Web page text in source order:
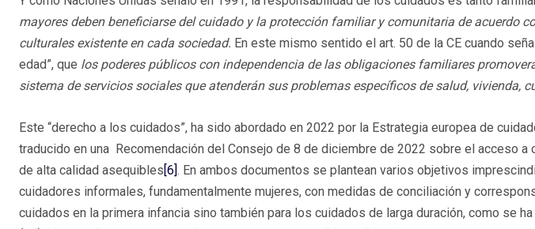
mayores deben beneficiarse del cuidado y la protección familiar y comunitaria de acuerdo
culturales existente en cada sociedad. En este mismo sentido el art. 50 de la CE cuando
edad”, que los poderes públicos con independencia de las obligaciones familiares
sistema de servicios sociales que atenderán sus problemas específicos de salud, vivienda,
Este “derecho a los cuidados”, ha sido abordado en 2022 por la Estrategia europea de
traducido en una Recomendación del Consejo de 8 de diciembre de 2022 sobre el acceso a
de alta calidad asequibles[6]. En ambos documentos se plantean varios objetivos
cuidadores informales, fundamentalmente mujeres, con medidas de conciliación y
cuidados en la primera infancia sino también para los cuidados de larga duración, como se